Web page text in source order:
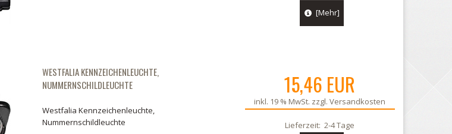
[Mehr]
WESTFALIA KENNZEICHENLEUCHTE,
NUMMERNSCHILDLEUCHTE
Westfalia Kennzeichenleuchte,
Nummernschildleuchte
15,46 EUR
inkl. 19 % MwSt. zzgl.Versandkosten
Lieferzeit:2-4 Tage